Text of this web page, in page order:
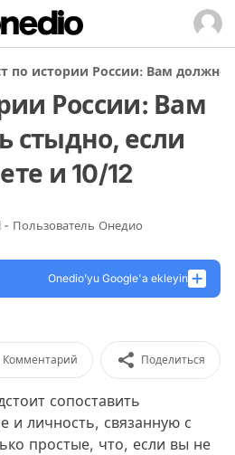
по истории России: Вам должно
России: Вам
стыдно, если
и 10/12
- Пользователь Онедио
Onedio’yu Google'a ekleyin
Комментарий Поделиться
сопоставить
и личность, связанную с
простые, что, если вы не